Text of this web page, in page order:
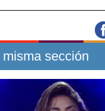
sección